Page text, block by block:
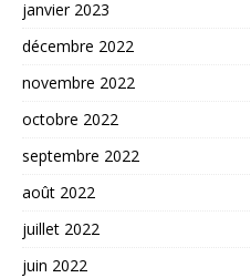
janvier 2023
décembre 2022
novembre 2022
octobre 2022
septembre 2022
août 2022
juillet 2022
juin 2022